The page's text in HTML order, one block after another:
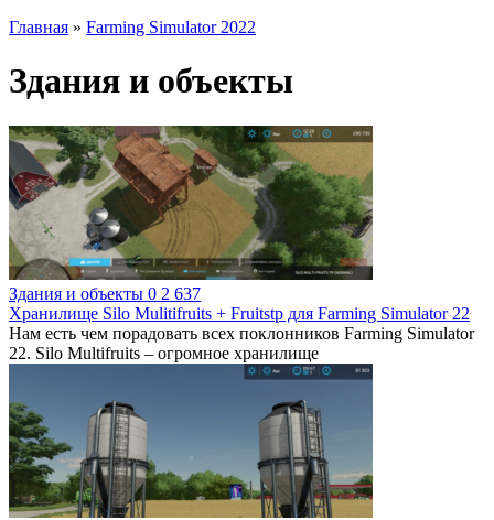
Главная » Farming Simulator 2022
Здания и объекты
Здания и объекты 0 2 637
Хранилище Silo Mulitifruits + Fruitstp для Farming Simulator 22
Нам есть чем порадовать всех поклонников Farming Simulator
22. Silo Multifruits – огромное хранилище